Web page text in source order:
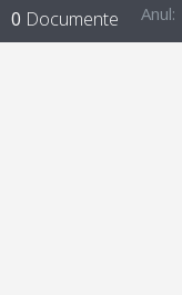
0 Documente Anul: